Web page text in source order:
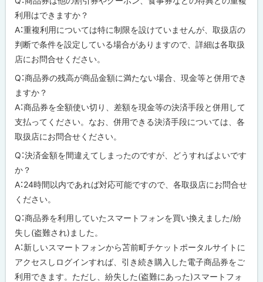
利用はできますか？
A：重複利用については特に制限を設けていませんが、取扱店の
判断で条件を設定している場合がありますので、詳細は各取扱
店にお問合せください。
Q：商品券の残高が商品金額に満たない場合、現金等と併用でき
ますか？
A：商品券を全額使い切り、差額を現金等の決済手段と併用して
支払ってください。なお、併用できる決済手段については、各
取扱店にお問合せください。
Q：決済金額を間違えてしまったのですが、どうすればよいです
か？
A：24時間以内であれば対応可能ですので、各取扱店にお問合せ
ください。
Q：商品券を利用していたスマートフォンを買い換えました/紛
失し(盗難され)ました。
A：新しいスマートフォンから苫前町チケットポータルサイトに
アクセスしログインすれば、引き続き購入した電子商品券をご
利用できます。ただし、紛失した(盗難にあった)スマートフォ